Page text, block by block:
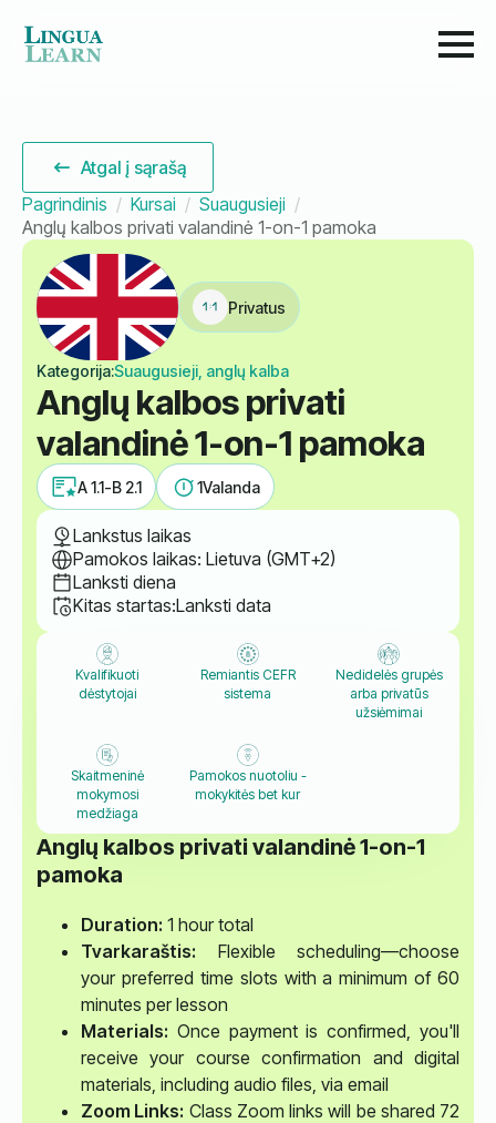
Atgal į sąrašą
Pagrindinis
Kursai
Suaugusieji
Anglų kalbos privati valandinė 1-on-1 pamoka
Privatus
Kategorija:Suaugusieji, anglų kalba
Anglų kalbos privati
valandinė 1-on-1 pamoka
A 1.1-B 2.1 1Valanda
Lankstus laikas
Pamokos laikas: Lietuva (GMT+2)
Lanksti diena
Kitas startas:Lanksti data
Kvalifikuoti
dėstytojai
Remiantis CEFR
sistema
Nedidelės grupės
arba privatūs
užsiėmimai
Skaitmeninė
mokymosi
medžiaga
Pamokos nuotoliu -
mokykitės bet kur
Anglų kalbos privati valandinė 1-on-1
pamoka
Duration: 1 hour total
Tvarkaraštis: Flexible scheduling—choose
your preferred time slots with a minimum of 60
minutes per lesson
Materials: Once payment is confirmed, you'll
receive your course confirmation and digital
materials, including audio files, via email
Zoom Links: Class Zoom links will be shared 72